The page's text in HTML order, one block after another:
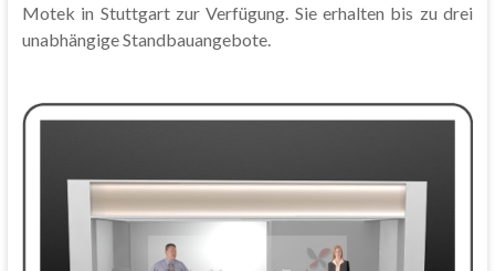
Motek in Stuttgart zur Verfügung. Sie erhalten bis zu drei
unabhängige Standbauangebote.